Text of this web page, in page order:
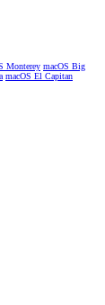
Monterey macOS Big
macOS El Capitan